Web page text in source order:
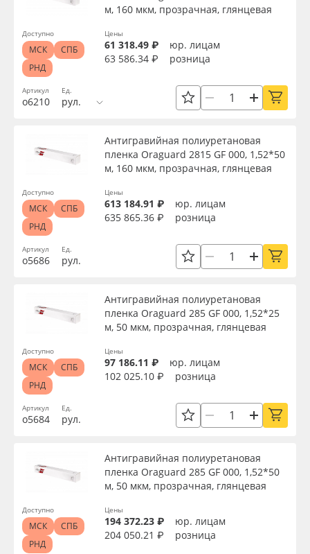
Артикул
о6210
м, 160 мкм, прозрачная, глянцевая
Ед.
рул.
Цены
61 318.49 ₽
юр. лицам
63 586.34 ₽
розница
Доступно
МСК
СПБ
РНД
Артикул
о5686
Антигравийная полиуретановая
пленка Oraguard 2815 GF 000, 1,52*50
м, 160 мкм, прозрачная, глянцевая
Ед.
рул.
Цены
613 184.91 ₽
юр. лицам
635 865.36 ₽
розница
Доступно
МСК
СПБ
РНД
Артикул
о5684
Антигравийная полиуретановая
пленка Oraguard 285 GF 000, 1,52*25
м, 50 мкм, прозрачная, глянцевая
Ед.
рул.
Цены
97 186.11 ₽
юр. лицам
102 025.10 ₽
розница
Доступно
МСК
СПБ
РНД
Антигравийная полиуретановая
пленка Oraguard 285 GF 000, 1,52*50
м, 50 мкм, прозрачная, глянцевая
Цены
194 372.23 ₽
юр. лицам
204 050.21 ₽
розница
Доступно
МСК
СПБ
РНД